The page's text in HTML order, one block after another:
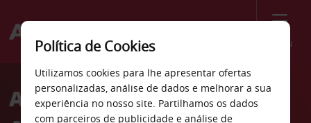
Menu
Welcome
AvisAluguer de carros Estação
Política de Cookies
Utilizamos cookies para lhe apresentar ofertas
personalizadas, análise de dados e melhorar a sua
experiência no nosso site. Partilhamos os dados
com parceiros de publicidade e análise de